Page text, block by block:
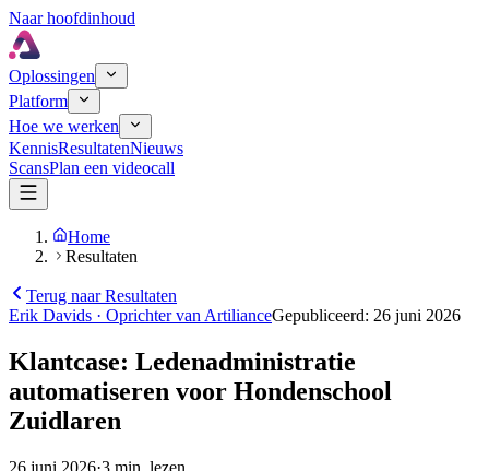
Naar hoofdinhoud
Oplossingen
Platform
Hoe we werken
KennisResultatenNieuws
ScansPlan een videocall
Home
Resultaten
Terug naar Resultaten
Erik Davids · Oprichter van ArtilianceGepubliceerd: 26 juni 2026
Klantcase: Ledenadministratie
automatiseren voor Hondenschool
Zuidlaren
26 juni 2026·3 min. lezen